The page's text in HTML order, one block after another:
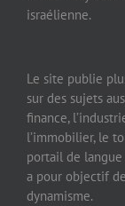
israélienne.
Le site publie
sur des sujets
finance,
l’immobilier, le
portail de
a pour objectif
dynamisme.